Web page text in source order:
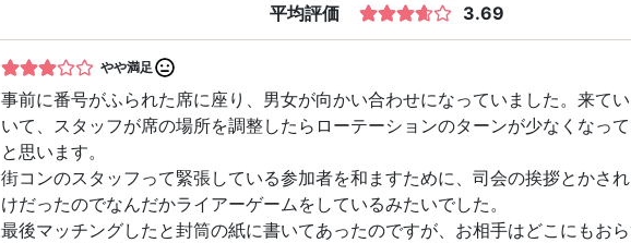
平均評価 3.69
やや満足
事前に番号がふられた席に座り、男女が向かい合わせになっていました。来て
いて、スタッフが席の場所を調整したらローテーションのターンが少なくなっ
と思います。
街コンのスタッフって緊張している参加者を和ますために、司会の挨拶とかさ
けだったのでなんだかライアーゲームをしているみたいでした。
最後マッチングしたと封筒の紙に書いてあったのですが、お相手はどこにもお